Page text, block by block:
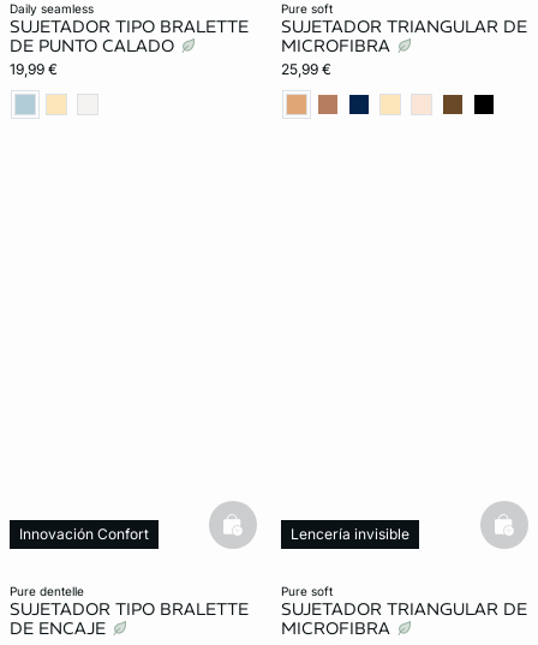
daily seamless
SUJETADOR TIPO BRALETTE
DE PUNTO CALADO
19,99 €
pure soft
SUJETADOR TRIANGULAR DE
MICROFIBRA
25,99 €
pure dentelle
SUJETADOR TIPO BRALETTE
DE ENCAJE
Innovación Confort basketfull
pure soft
SUJETADOR TRIANGULAR DE
MICROFIBRA
Lencería invisible